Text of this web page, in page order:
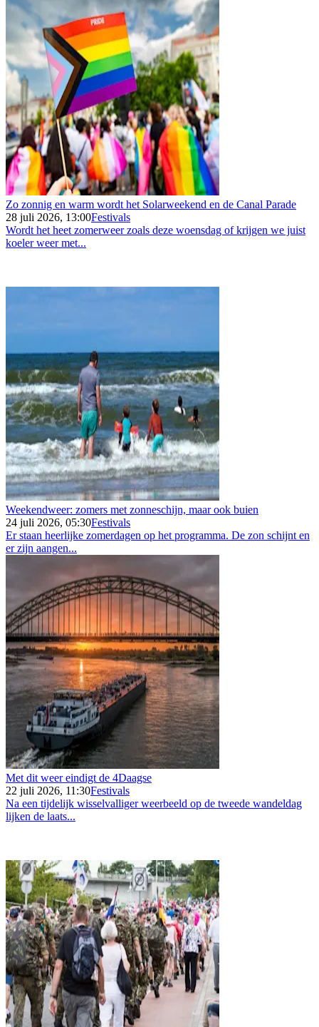
Zo zonnig en warm wordt het Solarweekend en de Canal Parade
28 juli 2026, 13:00Festivals
Wordt het heet zomerweer zoals deze woensdag of krijgen we juist
koeler weer met...
Weekendweer: zomers met zonneschijn, maar ook buien
24 juli 2026, 05:30Festivals
Er staan heerlijke zomerdagen op het programma. De zon schijnt en
er zijn aangen...
Met dit weer eindigt de 4Daagse
22 juli 2026, 11:30Festivals
Na een tijdelijk wisselvalliger weerbeeld op de tweede wandeldag
lijken de laats...